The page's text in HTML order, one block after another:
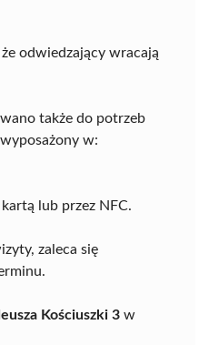
odwiedzający wracają
także do potrzeb
w:
lub przez NFC.
zaleca się
Kościuszki 3 w